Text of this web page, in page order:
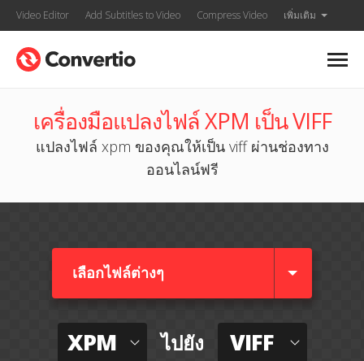
Video Editor Add Subtitles to Video Compress Video เพิ่มเติม
เครื่องมือแปลงไฟล์ XPM เป็น VIFF
แปลงไฟล์ xpm ของคุณให้เป็น viff ผ่านช่องทาง
ออนไลน์ฟรี
เลือกไฟล์ต่างๆ​
XPM ไปยัง VIFF